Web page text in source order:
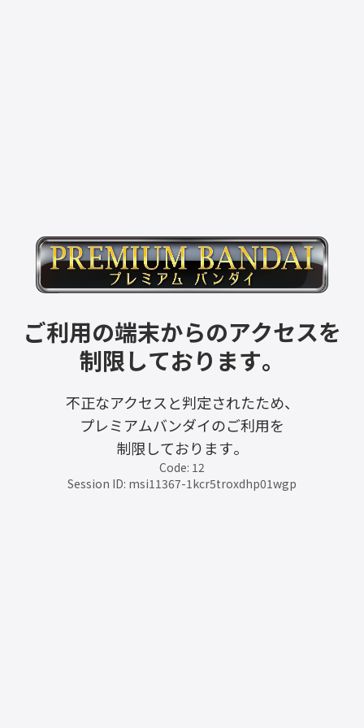
ご利用の端末からのアクセスを
制限しております。
不正なアクセスと判定されたため、
プレミアムバンダイのご利用を
制限しております。
Code: 12
Session ID: msi11367-1kcr5troxdhp01wgp